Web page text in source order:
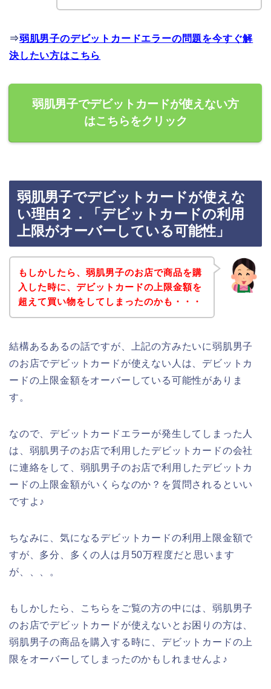
⇒弱肌男子のデビットカードエラーの問題を今すぐ解
決したい方はこちら
弱肌男子でデビットカードが使えない方
はこちらをクリック
弱肌男子でデビットカードが使えな
い理由２．「デビットカードの利用
上限がオーバーしている可能性」
もしかしたら、弱肌男子のお店で商品を購
入した時に、デビットカードの上限金額を
超えて買い物をしてしまったのかも・・・
結構あるあるの話ですが、上記の方みたいに弱肌男子
のお店でデビットカードが使えない人は、デビットカ
ードの上限金額をオーバーしている可能性がありま
す。
なので、デビットカードエラーが発生してしまった人
は、弱肌男子のお店で利用したデビットカードの会社
に連絡をして、弱肌男子のお店で利用したデビットカ
ードの上限金額がいくらなのか？を質問されるといい
ですよ♪
ちなみに、気になるデビットカードの利用上限金額で
すが、多分、多くの人は月50万程度だと思います
が、、、。
もしかしたら、こちらをご覧の方の中には、弱肌男子
のお店でデビットカードが使えないとお困りの方は、
弱肌男子の商品を購入する時に、デビットカードの上
限をオーバーしてしまったのかもしれませんよ♪